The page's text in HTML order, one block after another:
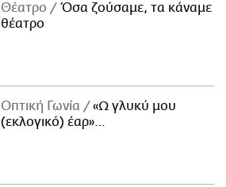
Θέατρο
Όσα ζούσαμε, τα κάναμε
θέατρο
Οπτική Γωνία
«Ω γλυκύ μου
(εκλογικό) έαρ»…